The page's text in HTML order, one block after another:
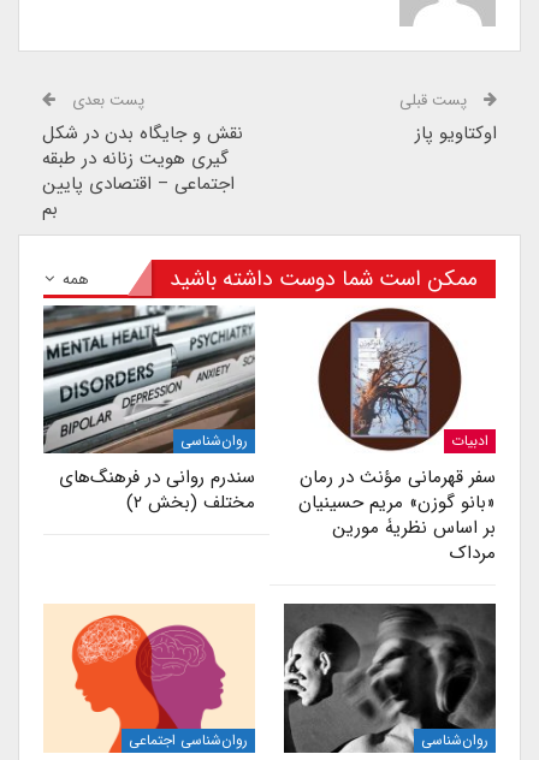
پست قبلی
اوکتاویو پاز
پست بعدی
نقش و جایگاه بدن در شکل
گیری هویت زنانه در طبقه
اجتماعی – اقتصادی پایین
همه ممکن است شما دوست داشته باشید
ادبیات
سفر قهرمانی مؤنث در رمان
«بانو گوزن» مریم حسینیان
بر اساس نظریۀ مورین
مرداک
روان‌شناسی
سندرم روانی در فرهنگ‌های
مختلف (بخش ۲)
روان‌شناسی روان‌شناسی اجتماعی